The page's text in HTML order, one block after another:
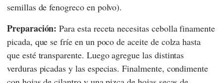
semillas de fenogreco en polvo).
Preparación: Para esta receta necesitas cebolla finamente
picada, que se fríe en un poco de aceite de colza hasta
que esté transparente. Luego agregue las distintas
verduras picadas y las especias. Finalmente, condimente